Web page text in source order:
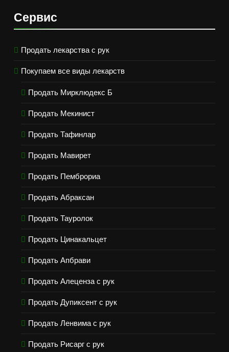
Сервис
Продать лекарства с рук
Покупаем все виды лекарств
Продать Мирклюдекс Б
Продать Мекинист
Продать Тафинлар
Продать Мавирет
Продать Пемброриа
Продать Абраксан
Продать Тауролок
Продать Цинакальцет
Продать Апбрави
Продать Алеценза с рук
Продать Дупиксент с рук
Продать Ленвима с рук
Продать Рисарг с рук